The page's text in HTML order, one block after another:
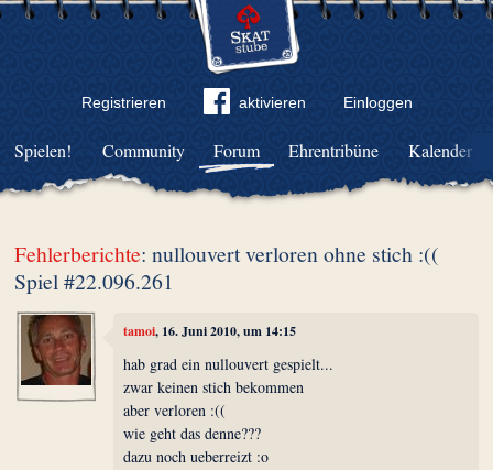
Registrieren aktivieren Einloggen
Community Forum Ehrentribüne Kalender
Spielen!
Fehlerberichte: nullouvert verloren ohne stich :((
Spiel #22.096.261
tamoi, 16. Juni 2010, um 14:15
hab grad ein nullouvert gespielt...
zwar keinen stich bekommen
aber verloren :((
wie geht das denne???
dazu noch ueberreizt :o